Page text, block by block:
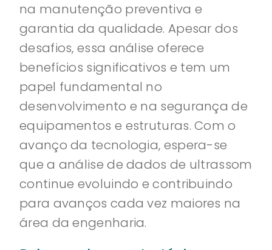
na manutenção preventiva e
garantia da qualidade. Apesar dos
desafios, essa análise oferece
benefícios significativos e tem um
papel fundamental no
desenvolvimento e na segurança de
equipamentos e estruturas. Com o
avanço da tecnologia, espera-se
que a análise de dados de ultrassom
continue evoluindo e contribuindo
para avanços cada vez maiores na
área da engenharia.